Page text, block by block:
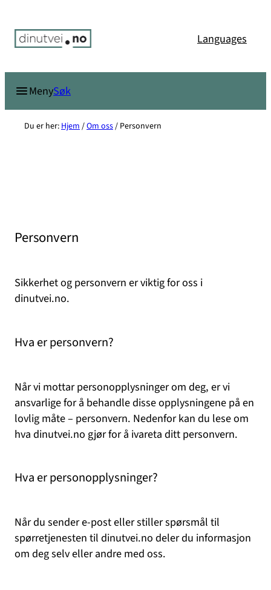
innhold
Languages
MenySøk
Du er her: Hjem /Om oss/ Personvern
Personvern
Sikkerhet og personvern er viktig for oss i
dinutvei.no.
Hva er personvern?
Når vi mottar personopplysninger om deg, er vi
ansvarlige for å behandle disse opplysningene på en
lovlig måte – personvern. Nedenfor kan du lese om
hva dinutvei.no gjør for å ivareta ditt personvern.
Hva er personopplysninger?
Når du sender e-post eller stiller spørsmål til
spørretjenesten til dinutvei.no deler du informasjon
om deg selv eller andre med oss.